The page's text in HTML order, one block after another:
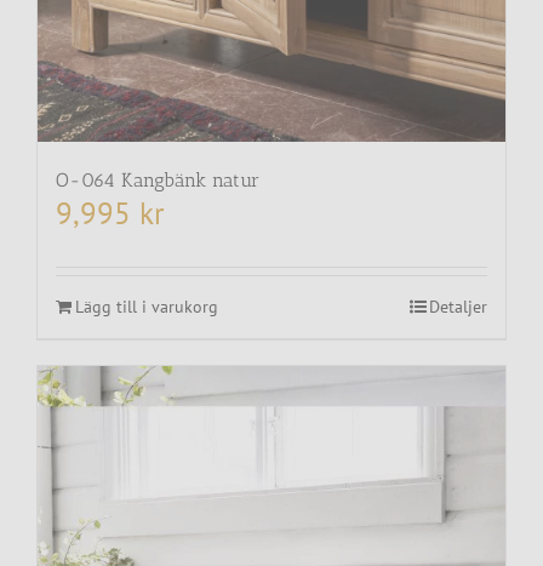
O-064 Kangbänk natur
9,995 kr
Lägg till i varukorg Detaljer